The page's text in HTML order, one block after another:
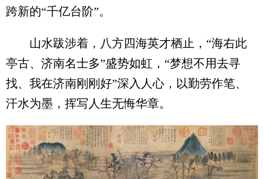
跨新的“千亿台阶”。
山水跋涉着，八方四海英才栖止，“海右此
亭古、济南名士多”盛势如虹，“梦想不用去寻
找、我在济南刚刚好”深入人心，以勤劳作笔、
汗水为墨，挥写人生无悔华章。